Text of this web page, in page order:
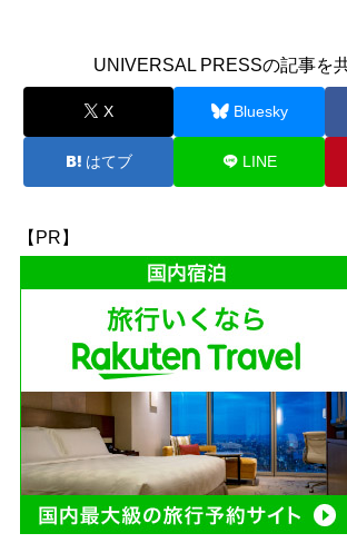
UNIVERSAL PRESSの記事を
X Bluesky
はてブ LINE
【PR】